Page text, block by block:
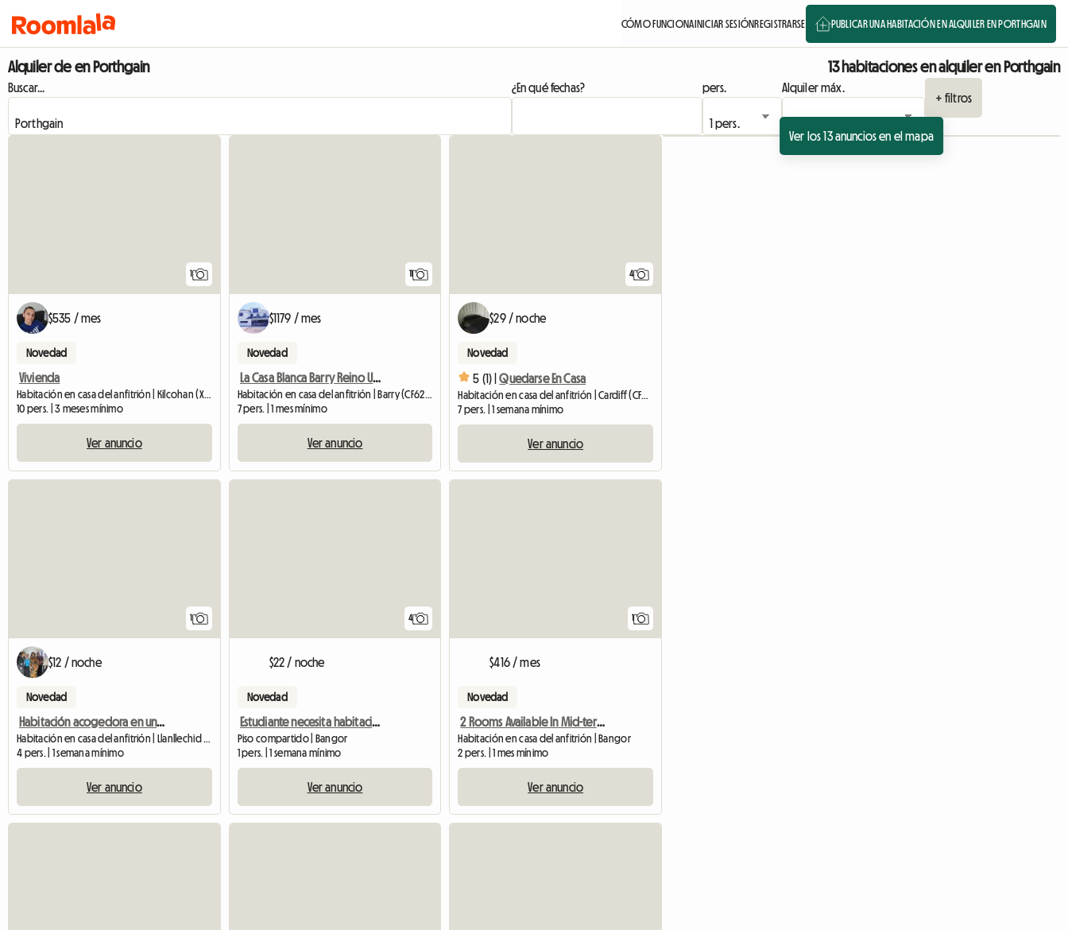
CÓMO FUNCIONAINICIAR SESIÓNREGISTRARSE PUBLICAR UNA HABITACIÓN EN ALQUILER EN PORTHGAIN
Alquiler de en Porthgain 13 habitaciones en alquiler en Porthgain
Buscar... ¿En qué fechas? pers.
Alquiler máx.
+ filtros
Ver los 13 anuncios en el mapa
1
$535 / mes
Novedad
Vivienda
Habitación en casa del anfitrión | Kilcohan (X91 T9PE) | 60 M2
10 pers. | 3 meses mínimo
Ver anuncio
11
$1179 / mes
Novedad
La Casa Blanca Barry Reino Unido
Habitación en casa del anfitrión | Barry (CF62 8JB)
7 pers. | 1 mes mínimo
Ver anuncio
4
$29 / noche
Novedad
5 (1) | Quedarse En Casa
Habitación en casa del anfitrión | Cardiff (CF23 5LS)
7 pers. | 1 semana mínimo
Ver anuncio
$12 / noche
Novedad
Habitación acogedora en una casa familiar tranquila
Habitación en casa del anfitrión | Llanllechid (LL57 3HF)
4 pers. | 1 semana mínimo
Ver anuncio
4
$22 / noche
Novedad
Estudiante necesita habitación en residencias privadas
Piso compartido | Bangor
1 pers. | 1 semana mínimo
Ver anuncio
$416 / mes
Novedad
2 Rooms Available In Mid-terraced Home
Habitación en casa del anfitrión | Bangor
2 pers. | 1 mes mínimo
Ver anuncio